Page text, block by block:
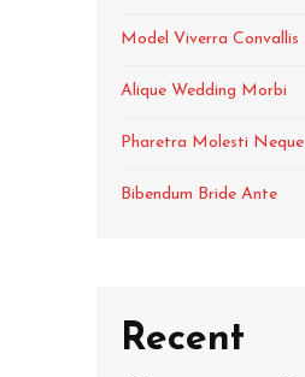
Model Viverra Convallis
Alique Wedding Morbi
Pharetra Molesti Neque
Bibendum Bride Ante
Recent